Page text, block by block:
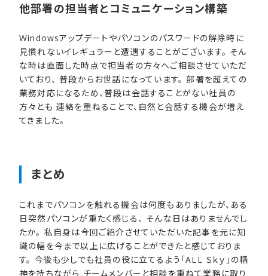
他部署の​担当者と​コミュニケーション構築
Windowsアップデートやパソコンのパスワードの解除時に
見慣れないイレギュラーと遭遇することがございます。 そん
な時は直面した時点で担当者の方々へご相談させていただ
いており、 普段からお世話になっています。 部署を超えての
業務対応になるため、普段は会話することがない社員の
方々とも 連絡を重ねることで、自然と会話する機会が増え
てきました。
まとめ
これまでパソコンを触れる機会は何度もありましたが、ある
日突然パソコンが重たく感じる、 そんな日はありませんでし
たか。 私自身は今回ご紹介させていただいた記事を元に知
識の幅を今まで以上に広げることができたと感じておりま
す。 今後も少しでも社員の役に立てるよう「ALL Ｓｋｙ」の精
神を持ちながら チームメンバーと相談を重ねて業務に取り